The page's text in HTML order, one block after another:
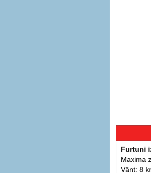
Furtuni
Maxima
Vânt: 8